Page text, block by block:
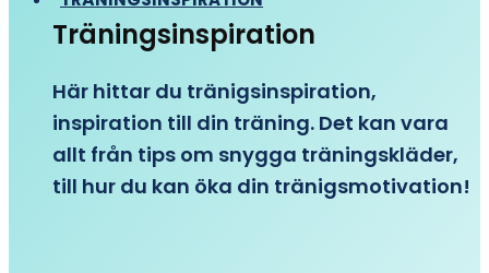
Träningsinspiration
Här hittar du tränigsinspiration,
inspiration till din träning. Det kan vara
allt från tips om snygga träningskläder,
till hur du kan öka din tränigsmotivation!